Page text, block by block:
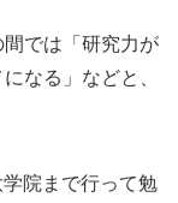
では「研究力が
なる」などと、
院まで行って勉